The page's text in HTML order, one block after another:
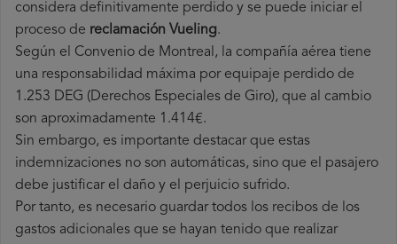
considera definitivamente perdido y se puede iniciar el
proceso de reclamación Vueling.
Según el Convenio de Montreal, la compañía aérea tiene
una responsabilidad máxima por equipaje perdido de
1.253 DEG (Derechos Especiales de Giro), que al cambio
son aproximadamente 1.414€.
Sin embargo, es importante destacar que estas
indemnizaciones no son automáticas, sino que el pasajero
debe justificar el daño y el perjuicio sufrido.
Por tanto, es necesario guardar todos los recibos de los
gastos adicionales que se hayan tenido que realizar